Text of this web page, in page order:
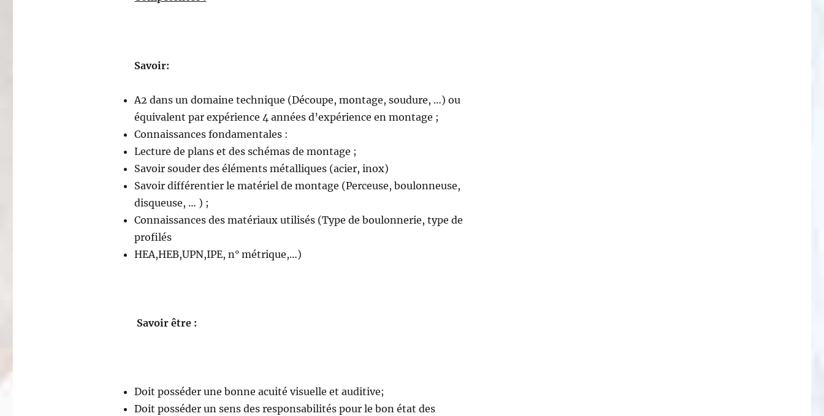
Savoir:
A2 dans un domaine technique (Découpe, montage, soudure, …) ou
équivalent par expérience 4 années d’expérience en montage ;
Connaissances fondamentales :
Lecture de plans et des schémas de montage ;
Savoir souder des éléments métalliques (acier, inox)
Savoir différentier le matériel de montage (Perceuse, boulonneuse,
disqueuse, … ) ;
Connaissances des matériaux utilisés (Type de boulonnerie, type de
profilés
HEA,HEB,UPN,IPE, n° métrique,…)
Savoir être :
Doit posséder une bonne acuité visuelle et auditive;
Doit posséder un sens des responsabilités pour le bon état des